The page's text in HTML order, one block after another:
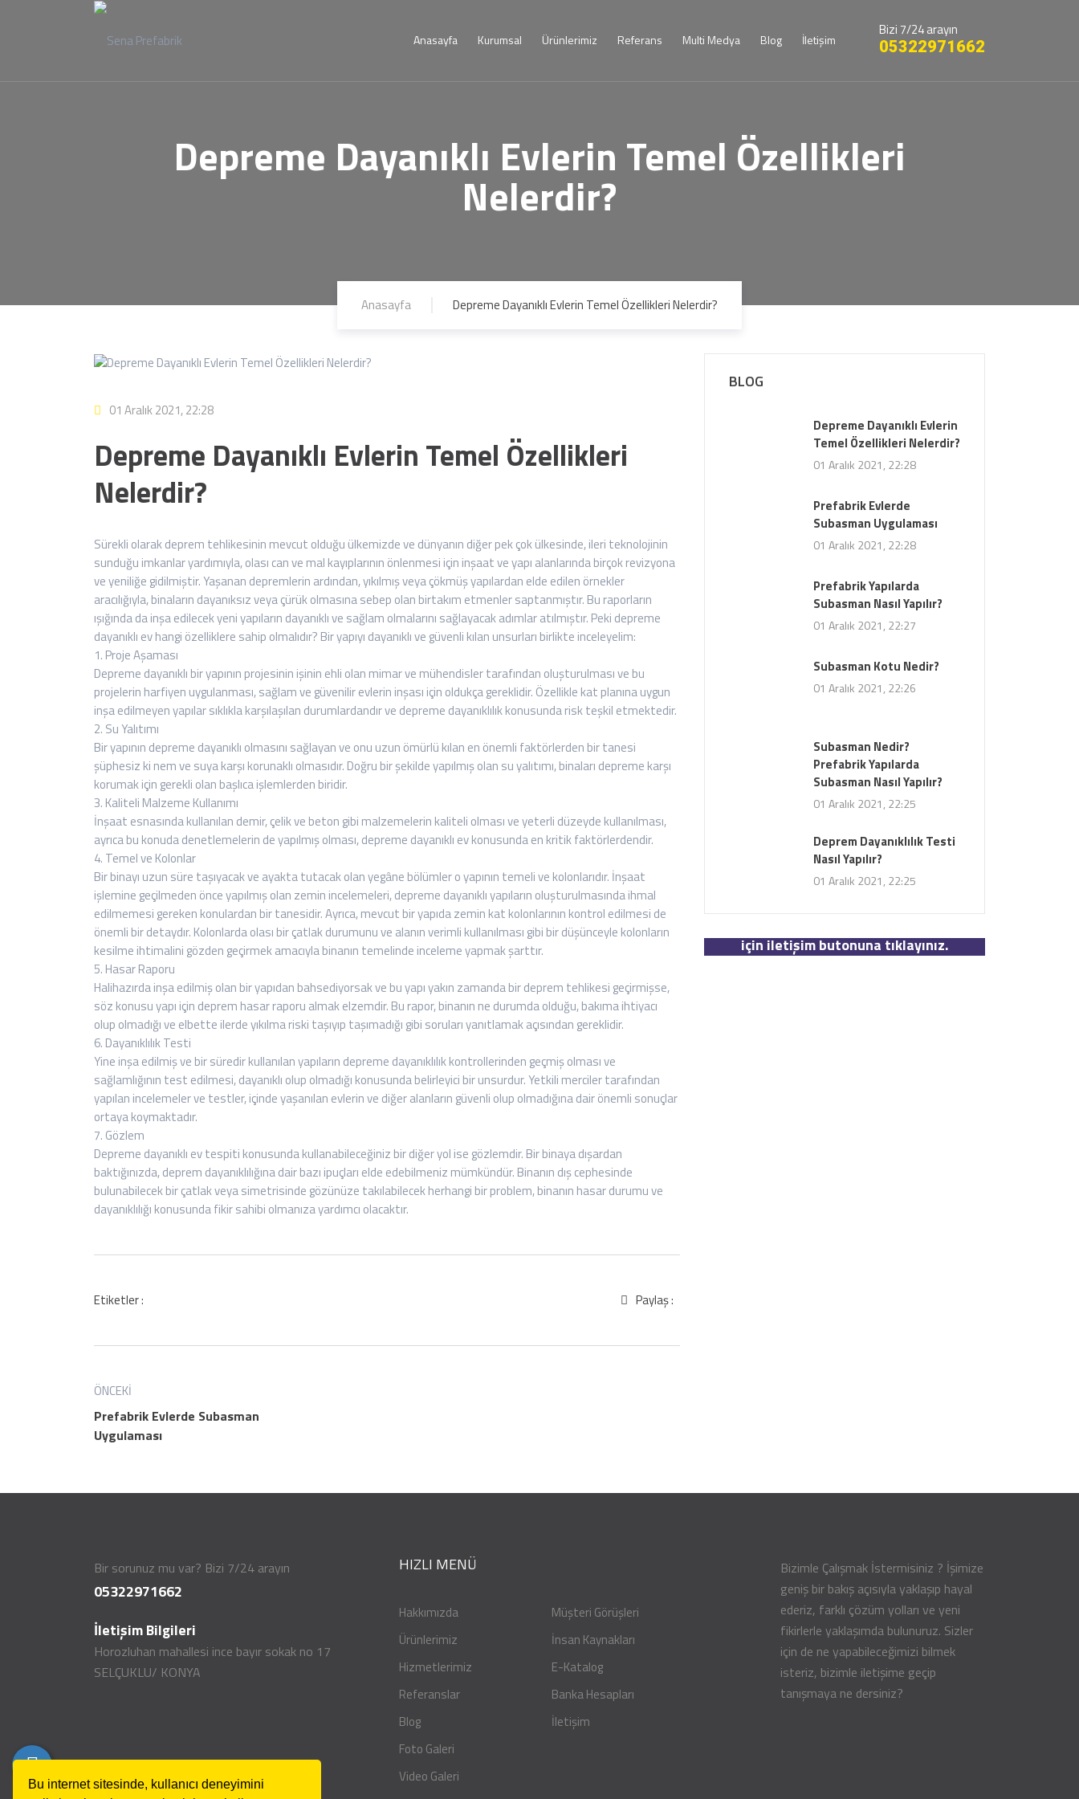
Bu internet sitesinde, kullanıcı deneyimini
Anasayfa Kurumsal Ürünlerimiz Referans Multi Medya Blog İletişim
Bizi 7/24 arayın
05322971662
Depreme Dayanıklı Evlerin Temel Özellikleri
Nelerdir?
Anasayfa Depreme Dayanıklı Evlerin Temel Özellikleri Nelerdir?
01 Aralık 2021, 22:28
Depreme Dayanıklı Evlerin Temel Özellikleri
Nelerdir?
Sürekli olarak deprem tehlikesinin mevcut olduğu ülkemizde ve dünyanın diğer pek çok ülkesinde, ileri teknolojinin
sunduğu imkanlar yardımıyla, olası can ve mal kayıplarının önlenmesi için inşaat ve yapı alanlarında birçok revizyona
ve yeniliğe gidilmiştir. Yaşanan depremlerin ardından, yıkılmış veya çökmüş yapılardan elde edilen örnekler
aracılığıyla, binaların dayanıksız veya çürük olmasına sebep olan birtakım etmenler saptanmıştır. Bu raporların
ışığında da inşa edilecek yeni yapıların dayanıklı ve sağlam olmalarını sağlayacak adımlar atılmıştır. Peki depreme
dayanıklı ev hangi özelliklere sahip olmalıdır? Bir yapıyı dayanıklı ve güvenli kılan unsurları birlikte inceleyelim:
1. Proje Aşaması
Depreme dayanıklı bir yapının projesinin işinin ehli olan mimar ve mühendisler tarafından oluşturulması ve bu
projelerin harfiyen uygulanması, sağlam ve güvenilir evlerin inşası için oldukça gereklidir. Özellikle kat planına uygun
inşa edilmeyen yapılar sıklıkla karşılaşılan durumlardandır ve depreme dayanıklılık konusunda risk teşkil etmektedir.
2. Su Yalıtımı
Bir yapının depreme dayanıklı olmasını sağlayan ve onu uzun ömürlü kılan en önemli faktörlerden bir tanesi
şüphesiz ki nem ve suya karşı korunaklı olmasıdır. Doğru bir şekilde yapılmış olan su yalıtımı, binaları depreme karşı
korumak için gerekli olan başlıca işlemlerden biridir.
3. Kaliteli Malzeme Kullanımı
İnşaat esnasında kullanılan demir, çelik ve beton gibi malzemelerin kaliteli olması ve yeterli düzeyde kullanılması,
ayrıca bu konuda denetlemelerin de yapılmış olması, depreme dayanıklı ev konusunda en kritik faktörlerdendir.
4. Temel ve Kolonlar
Bir binayı uzun süre taşıyacak ve ayakta tutacak olan yegâne bölümler o yapının temeli ve kolonlarıdır. İnşaat
işlemine geçilmeden önce yapılmış olan zemin incelemeleri, depreme dayanıklı yapıların oluşturulmasında ihmal
edilmemesi gereken konulardan bir tanesidir. Ayrıca, mevcut bir yapıda zemin kat kolonlarının kontrol edilmesi de
önemli bir detaydır. Kolonlarda olası bir çatlak durumunu ve alanın verimli kullanılması gibi bir düşünceyle kolonların
kesilme ihtimalini gözden geçirmek amacıyla binanın temelinde inceleme yapmak şarttır.
5. Hasar Raporu
Halihazırda inşa edilmiş olan bir yapıdan bahsediyorsak ve bu yapı yakın zamanda bir deprem tehlikesi geçirmişse,
söz konusu yapı için deprem hasar raporu almak elzemdir. Bu rapor, binanın ne durumda olduğu, bakıma ihtiyacı
olup olmadığı ve elbette ilerde yıkılma riski taşıyıp taşımadığı gibi soruları yanıtlamak açısından gereklidir.
6. Dayanıklılık Testi
Yine inşa edilmiş ve bir süredir kullanılan yapıların depreme dayanıklılık kontrollerinden geçmiş olması ve
sağlamlığının test edilmesi, dayanıklı olup olmadığı konusunda belirleyici bir unsurdur. Yetkili merciler tarafından
yapılan incelemeler ve testler, içinde yaşanılan evlerin ve diğer alanların güvenli olup olmadığına dair önemli sonuçlar
ortaya koymaktadır.
7. Gözlem
Depreme dayanıklı ev tespiti konusunda kullanabileceğiniz bir diğer yol ise gözlemdir. Bir binaya dışardan
baktığınızda, deprem dayanıklılığına dair bazı ipuçları elde edebilmeniz mümkündür. Binanın dış cephesinde
bulunabilecek bir çatlak veya simetrisinde gözünüze takılabilecek herhangi bir problem, binanın hasar durumu ve
dayanıklılığı konusunda fikir sahibi olmanıza yardımcı olacaktır.
Etiketler : Paylaş :
ÖNCEKI
Prefabrik Evlerde Subasman
Uygulaması
BLOG
Depreme Dayanıklı Evlerin
Temel Özellikleri Nelerdir?
01 Aralık 2021, 22:28
Prefabrik Evlerde
Subasman Uygulaması
01 Aralık 2021, 22:28
Prefabrik Yapılarda
Subasman Nasıl Yapılır?
01 Aralık 2021, 22:27
Subasman Kotu Nedir?
01 Aralık 2021, 22:26
Subasman Nedir?
Prefabrik Yapılarda
Subasman Nasıl Yapılır?
01 Aralık 2021, 22:25
Deprem Dayanıklılık Testi
Nasıl Yapılır?
01 Aralık 2021, 22:25
için iletişim butonuna tıklayınız.
Bir sorunuz mu var? Bizi 7/24 arayın
05322971662
İletişim Bilgileri
Horozluhan mahallesi ince bayır sokak no 17
SELÇUKLU/ KONYA
HIZLI MENÜ
Hakkımızda
Ürünlerimiz
Hizmetlerimiz
Referanslar
Blog
Foto Galeri
Video Galeri
Müşteri Görüşleri
İnsan Kaynakları
E-Katalog
Banka Hesapları
İletişim
Bizimle Çalışmak İstermisiniz ? İşimize
geniş bir bakış açısıyla yaklaşıp hayal
ederiz, farklı çözüm yolları ve yeni
fikirlerle yaklaşımda bulunuruz. Sizler
için de ne yapabileceğimizi bilmek
isteriz, bizimle iletişime geçip
tanışmaya ne dersiniz?